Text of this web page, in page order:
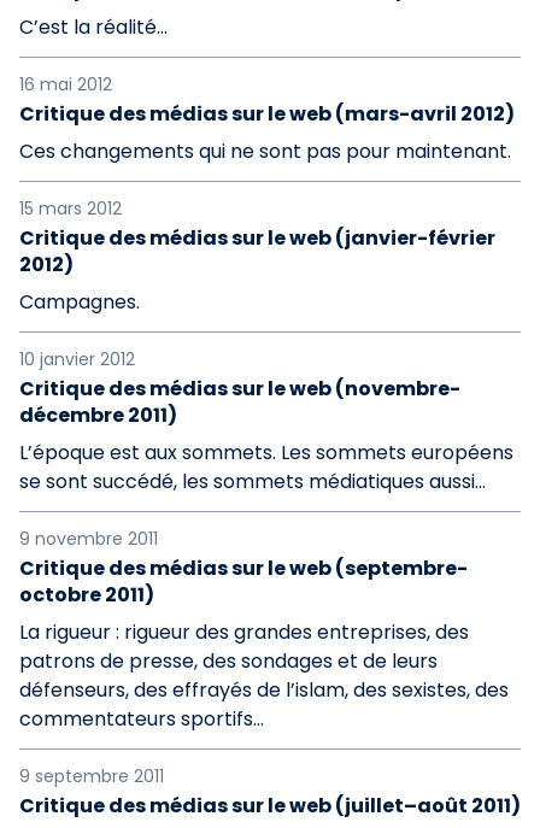
C’est la réalité…
16 mai 2012
Critique des médias sur le web (mars-avril 2012)
Ces changements qui ne sont pas pour maintenant.
15 mars 2012
Critique des médias sur le web (janvier-février
2012)
Campagnes.
10 janvier 2012
Critique des médias sur le web (novembre-
décembre 2011)
L’époque est aux sommets. Les sommets européens
se sont succédé, les sommets médiatiques aussi…
9 novembre 2011
Critique des médias sur le web (septembre-
octobre 2011)
La rigueur : rigueur des grandes entreprises, des
patrons de presse, des sondages et de leurs
défenseurs, des effrayés de l’islam, des sexistes, des
commentateurs sportifs...
9 septembre 2011
Critique des médias sur le web (juillet–août 2011)